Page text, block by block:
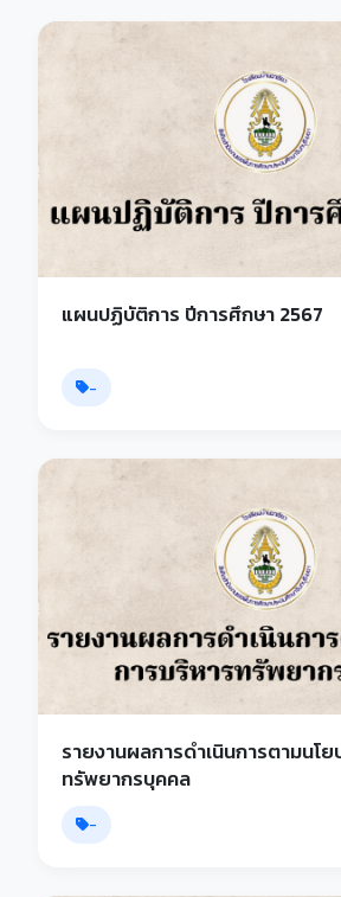
แผนปฏิบัติการ ปีการศึกษา 2567
-
รายงานผลการดำเนินการตามนโ
ทรัพยากรบุคคล
-